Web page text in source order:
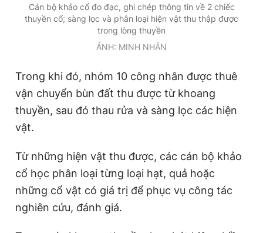
Cán bộ khảo cổ đo đạc, ghi chép thông tin về 2 chiếc
thuyền cổ; sàng lọc và phân loại hiện vật thu thập được
trong lòng thuyền
ẢNH: MINH NHÂN
Trong khi đó, nhóm 10 công nhân được thuê
vận chuyển bùn đất thu được từ khoang
thuyền, sau đó thau rửa và sàng lọc các hiện
vật.
Từ những hiện vật thu được, các cán bộ khảo
cổ học phân loại từng loại hạt, quả hoặc
những cổ vật có giá trị để phục vụ công tác
nghiên cứu, đánh giá.